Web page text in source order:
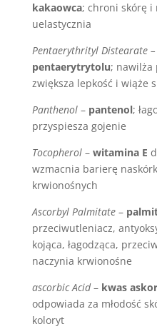
kakaowca; chroni skórę i
uelastycznia
Pentaerythrityl Distearate –
pentaerytrytolu; nawilża
zwiększa lepkość i wiąże
Panthenol – pantenol;
przyspiesza gojenie
Tocopherol – witamina E
wzmacnia barierę
krwionośnych
Ascorbyl Palmitate–
przeciwutleniacz,
kojąca, łagodząca,
naczynia krwionośne
ascorbic Acid– kwas
odpowiada za młodość
koloryt